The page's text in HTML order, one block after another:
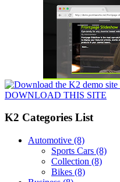
DOWNLOAD THIS SITE
K2 Categories List
Automotive (8)
Sports Cars (8)
Collection (8)
Bikes (8)